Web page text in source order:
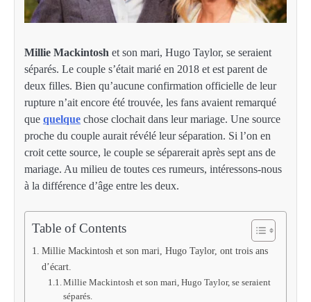
Millie Mackintosh et son mari, Hugo Taylor, se seraient
séparés. Le couple s’était marié en 2018 et est parent de
deux filles. Bien qu’aucune confirmation officielle de leur
rupture n’ait encore été trouvée, les fans avaient remarqué
que quelque chose clochait dans leur mariage. Une source
proche du couple aurait révélé leur séparation. Si l’on en
croit cette source, le couple se séparerait après sept ans de
mariage. Au milieu de toutes ces rumeurs, intéressons-nous
à la différence d’âge entre les deux.
Table of Contents
Millie Mackintosh et son mari, Hugo Taylor, ont trois ans
d’écart.
Millie Mackintosh et son mari, Hugo Taylor, se seraient
séparés.